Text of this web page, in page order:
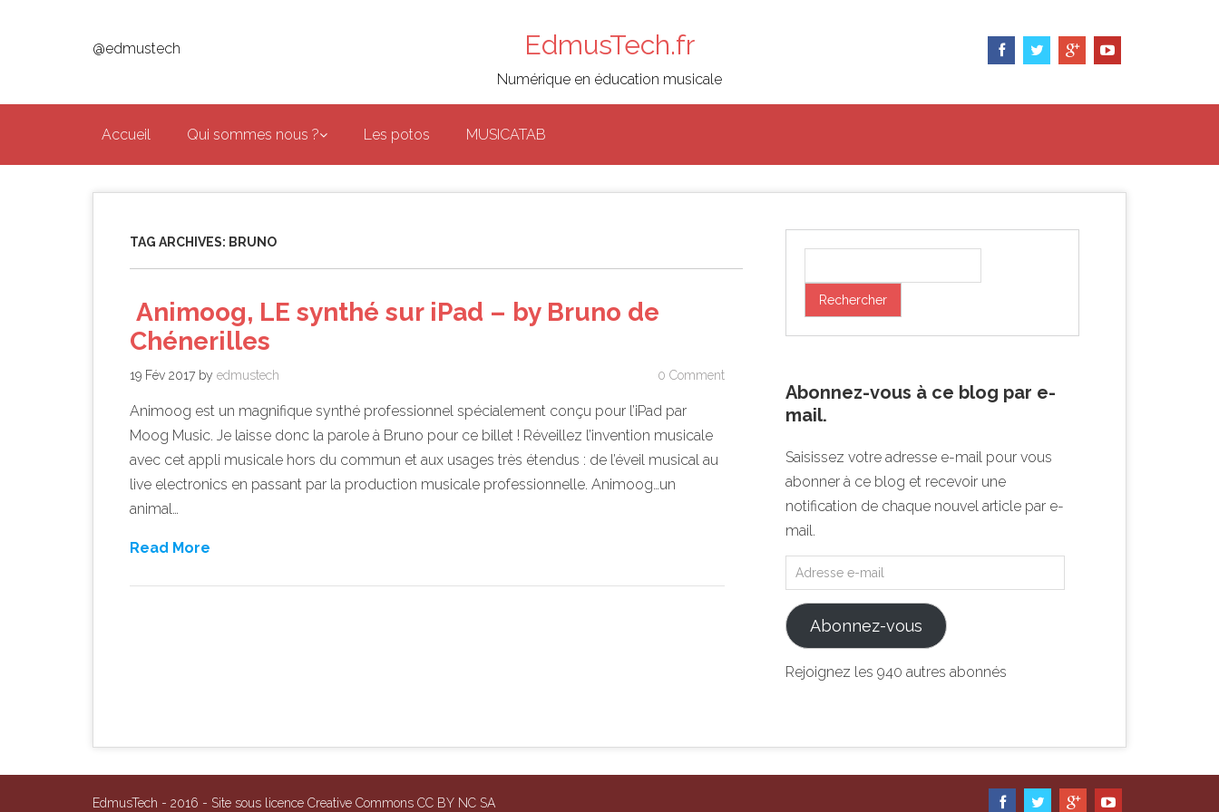
@edmustech EdmusTech.fr
Numérique en éducation musicale
Accueil Qui sommes nous ? Les potos MUSICATAB
TAG ARCHIVES: BRUNO
Animoog, LE synthé sur iPad – by Bruno de
Chénerilles
19 Fév 2017 by edmustech 0 Comment
Animoog est un magnifique synthé professionnel spécialement conçu pour l’iPad par
Moog Music. Je laisse donc la parole à Bruno pour ce billet ! Réveillez l’invention musicale
avec cet appli musicale hors du commun et aux usages très étendus : de l’éveil musical au
live electronics en passant par la production musicale professionnelle. Animoog…un
animal…
Read More
Abonnez-vous à ce blog par e-
mail.
Saisissez votre adresse e-mail pour vous
abonner à ce blog et recevoir une
notification de chaque nouvel article par e-
mail.
Abonnez-vous
Rejoignez les 940 autres abonnés
EdmusTech - 2016 - Site sous licence Creative Commons CC BY NC SA